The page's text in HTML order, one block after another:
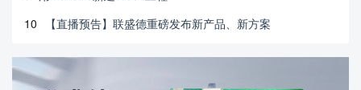
10
【直播预告】联盛德重磅发布新产品、新方案